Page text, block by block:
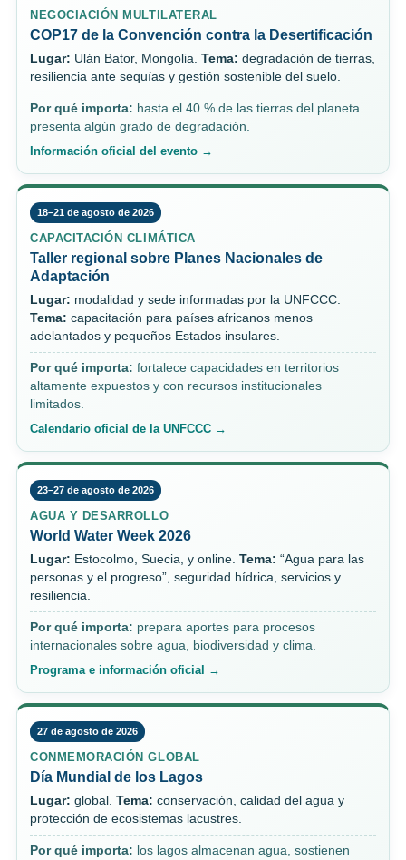
NEGOCIACIÓN MULTILATERAL
COP17 de la Convención contra la Desertificación
Lugar: Ulán Bator, Mongolia. Tema: degradación de tierras,
resiliencia ante sequías y gestión sostenible del suelo.
Por qué importa: hasta el 40 % de las tierras del planeta
presenta algún grado de degradación.
Información oficial del evento →
18–21 de agosto de 2026
CAPACITACIÓN CLIMÁTICA
Taller regional sobre Planes Nacionales de
Adaptación
Lugar: modalidad y sede informadas por la UNFCCC.
Tema: capacitación para países africanos menos
adelantados y pequeños Estados insulares.
Por qué importa: fortalece capacidades en territorios
altamente expuestos y con recursos institucionales
limitados.
Calendario oficial de la UNFCCC →
23–27 de agosto de 2026
AGUA Y DESARROLLO
World Water Week 2026
Lugar: Estocolmo, Suecia, y online. Tema: “Agua para las
personas y el progreso”, seguridad hídrica, servicios y
resiliencia.
Por qué importa: prepara aportes para procesos
internacionales sobre agua, biodiversidad y clima.
Programa e información oficial →
27 de agosto de 2026
CONMEMORACIÓN GLOBAL
Día Mundial de los Lagos
Lugar: global. Tema: conservación, calidad del agua y
protección de ecosistemas lacustres.
Por qué importa: los lagos almacenan agua, sostienen